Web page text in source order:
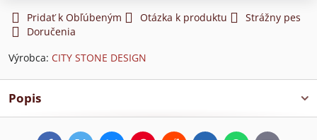
Pridať k Obľúbeným Otázka k produktu
Strážny pes
Doručenia
Výrobca: CITY STONE DESIGN
Popis